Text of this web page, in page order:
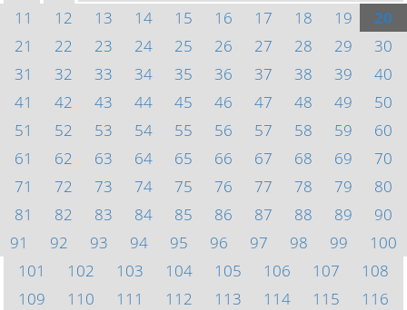
11
12 13 14 15 16 17 18 19
20
21
22 23 24 25 26 27 28 29
30
31
32 33 34 35 36 37 38 39
40
41
42 43 44 45 46 47 48 49
50
51
52 53 54 55 56 57 58 59
60
61
62 63 64 65 66 67 68 69
70
71
72 73 74 75 76 77 78 79
80
81
82 83 84 85 86 87 88 89
90
91
92 93 94 95 96 97 98 99
100
101
102 103 104 105 106 107
108
109
110 111 112 113 114 115
116